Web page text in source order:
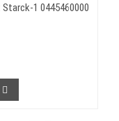
1 0445460000